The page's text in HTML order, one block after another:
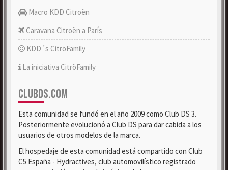
Macro KDD Citroën
Caravana Citroën a París
KDD´s CitröFamily
La iniciativa CitröFamily
CLUBDS.COM
Esta comunidad se fundó en el año 2009 como Club DS 3.
Posteriormente evolucionó a Club DS para dar cabida a los
usuarios de otros modelos de la marca.
El hospedaje de esta comunidad está compartido con Club
C5 España - Hydractives, club automovilístico registrado